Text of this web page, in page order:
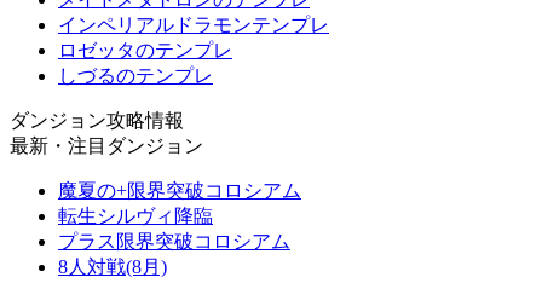
インペリアルドラモンテンプレ
ロゼッタのテンプレ
しづるのテンプレ
ダンジョン攻略情報
最新・注目ダンジョン
魔夏の+限界突破コロシアム
転生シルヴィ降臨
プラス限界突破コロシアム
8人対戦(8月)